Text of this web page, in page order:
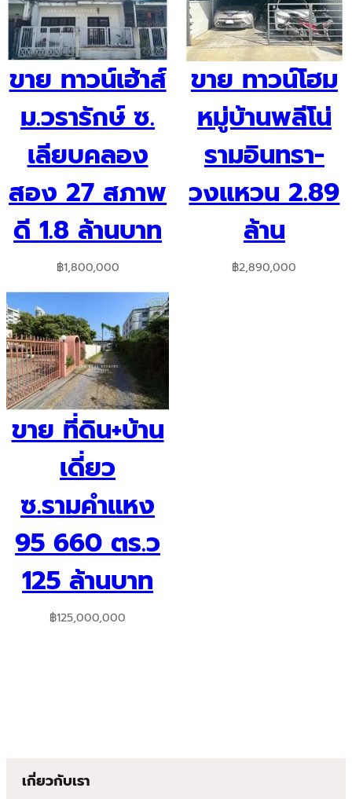
ขาย ทาวน์เฮ้าส์
ม.วรารักษ์ ซ.
เลียบคลอง
สอง 27 สภาพ
ดี 1.8 ล้านบาท
฿1,800,000
ขาย ทาวน์โฮม
หมู่บ้านพลีโน่
รามอินทรา-
วงแหวน 2.89
ล้าน
฿2,890,000
ขาย ที่ดิน+บ้าน
เดี่ยว
ซ.รามคำแหง
95 660 ตร.ว
125 ล้านบาท
฿125,000,000
เกี่ยวกับเรา